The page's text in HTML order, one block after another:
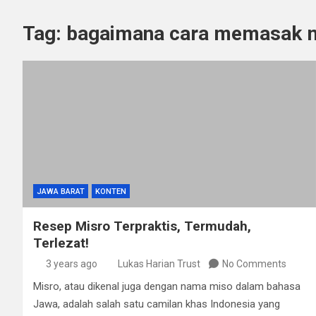
Tag: bagaimana cara memasak
JAWA BARAT KONTEN
Resep Misro Terpraktis, Termudah,
Terlezat!
3 years ago Lukas Harian Trust No Comments
Misro, atau dikenal juga dengan nama miso dalam bahasa
Jawa, adalah salah satu camilan khas Indonesia yang